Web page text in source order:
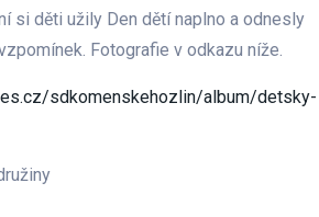
si děti užily Den dětí naplno a odnesly
Fotografie v odkazu níže.
sdkomenskehozlin/album/detsky-